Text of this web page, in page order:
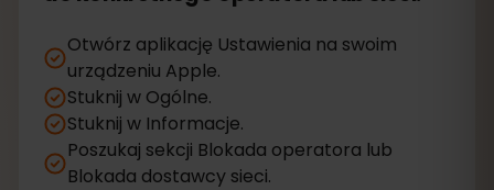
Otwórz aplikację Ustawienia na swoim
urządzeniu Apple.
Stuknij w Ogólne.
Stuknij w Informacje.
Poszukaj sekcji Blokada operatora lub
Blokada dostawcy sieci.